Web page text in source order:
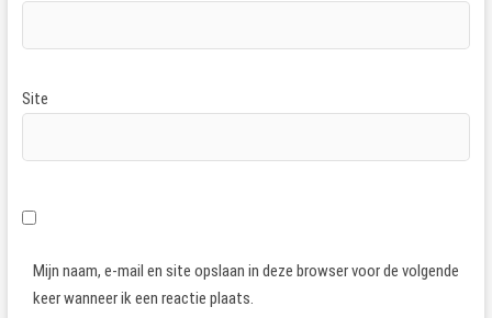
Site
Mijn naam, e-mail en site opslaan in deze browser voor de volgende
keer wanneer ik een reactie plaats.